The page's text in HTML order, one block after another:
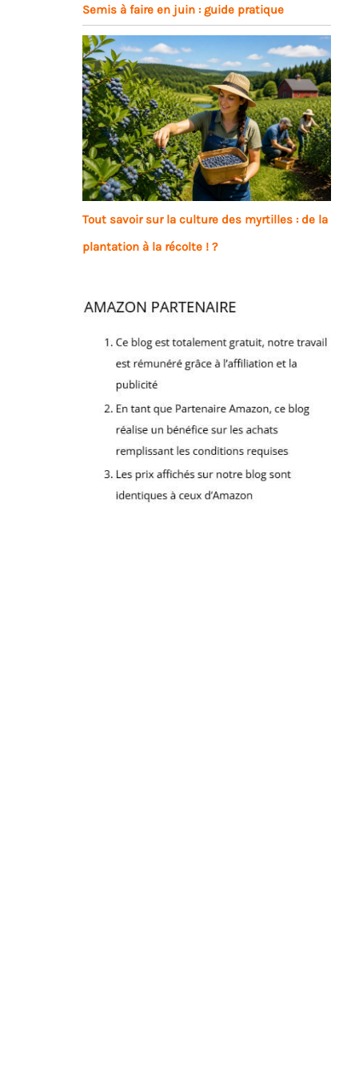
Semis à faire en juin : guide pratique
Tout savoir sur la culture des myrtilles : de la
plantation à la récolte ! ?